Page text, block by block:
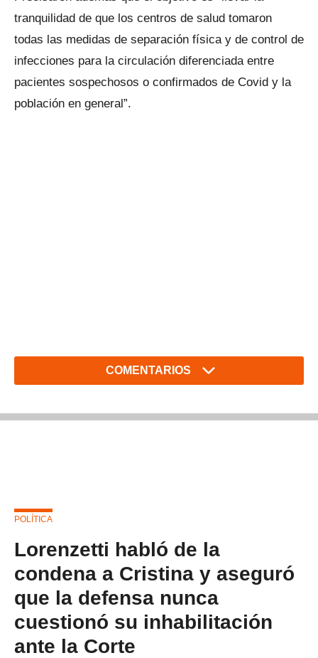
tranquilidad de que los centros de salud tomaron
todas las medidas de separación física y de control de
infecciones para la circulación diferenciada entre
pacientes sospechosos o confirmados de Covid y la
población en general”.
COMENTARIOS